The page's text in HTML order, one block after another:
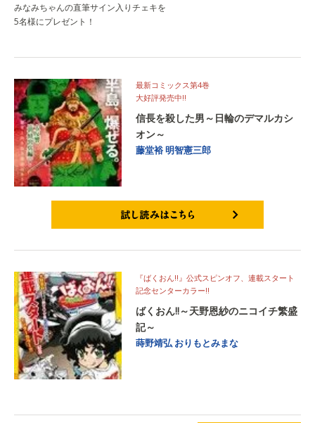
みなみちゃんの直筆サイン入りチェキを
5名様にプレゼント！
最新コミックス第4巻
大好評発売中‼
信長を殺した男～日輪のデマルカシ
オン～
藤堂裕明智憲三郎
『ばくおん‼』公式スピンオフ、連載スタート
記念センターカラー‼
ばくおん‼～天野恩紗のニコイチ繁盛
記～
蒔野靖弘 おりもとみまな